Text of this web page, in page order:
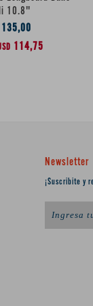
10.8"
135,00
114,75
Newsletter
¡Suscribite y